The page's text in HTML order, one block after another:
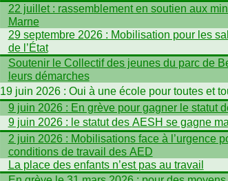
22 juillet : rassemblement en soutien aux
Marne
29 septembre 2026 : Mobilisation pour les
de l’État
Soutenir le Collectif des jeunes du parc de
leurs démarches
19 juin 2026 : Oui à une école pour toutes et
9 juin 2026 : En grève pour gagner le statut
9 juin 2026 : le statut des AESH se gagne
2 juin 2026 : Mobilisations face à l’urgence
conditions de travail des AED
La place des enfants n’est pas au travail